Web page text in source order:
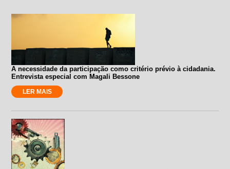
A necessidade da participação como critério prévio à cidadania.
Entrevista especial com Magali Bessone
LER MAIS